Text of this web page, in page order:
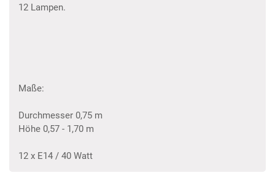
12 Lampen.
Maße:
Durchmesser 0,75 m
Höhe 0,57 - 1,70 m
12 x E14 / 40 Watt